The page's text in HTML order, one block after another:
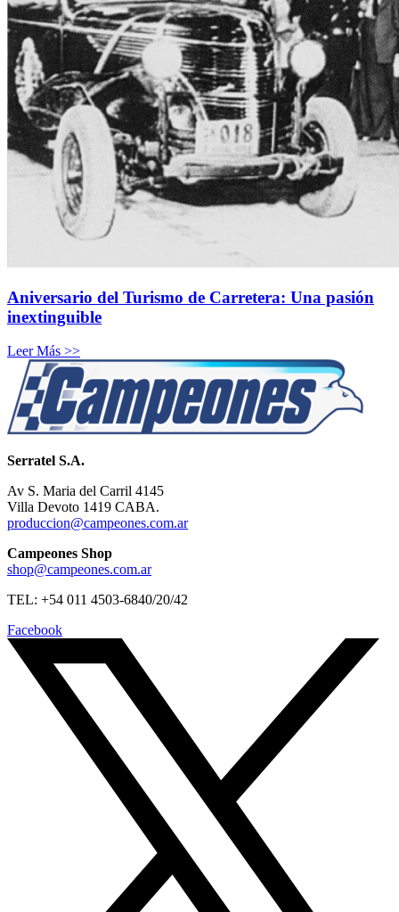
Aniversario del Turismo de Carretera: Una pasión
inextinguible
Leer Más >>
Serratel S.A.
Av S. Maria del Carril 4145
Villa Devoto 1419 CABA.
produccion@campeones.com.ar
Campeones Shop
shop@campeones.com.ar
TEL: +54 011 4503-6840/20/42
Facebook